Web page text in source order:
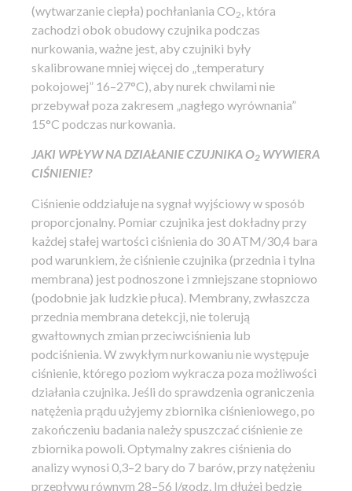
(wytwarzanie ciepła) pochłaniania CO2, która
zachodzi obok obudowy czujnika podczas
nurkowania, ważne jest, aby czujniki były
skalibrowane mniej więcej do „temperatury
pokojowej” 16–27°C), aby nurek chwilami nie
przebywał poza zakresem „nagłego wyrównania”
15°C podczas nurkowania.
JAKI WPŁYW NA DZIAŁANIE CZUJNIKA O2 WYWIERA
CIŚNIENIE?
Ciśnienie oddziałuje na sygnał wyjściowy w sposób
proporcjonalny. Pomiar czujnika jest dokładny przy
każdej stałej wartości ciśnienia do 30 ATM/30,4 bara
pod warunkiem, że ciśnienie czujnika (przednia i tylna
membrana) jest podnoszone i zmniejszane stopniowo
(podobnie jak ludzkie płuca). Membrany, zwłaszcza
przednia membrana detekcji, nie tolerują
gwałtownych zmian przeciwciśnienia lub
podciśnienia. W zwykłym nurkowaniu nie występuje
ciśnienie, którego poziom wykracza poza możliwości
działania czujnika. Jeśli do sprawdzenia ograniczenia
natężenia prądu użyjemy zbiornika ciśnieniowego, po
zakończeniu badania należy spuszczać ciśnienie ze
zbiornika powoli. Optymalny zakres ciśnienia do
analizy wynosi 0,3–2 bary do 7 barów, przy natężeniu
przepływu równym 28–56 l/godz. Im dłużej będzie